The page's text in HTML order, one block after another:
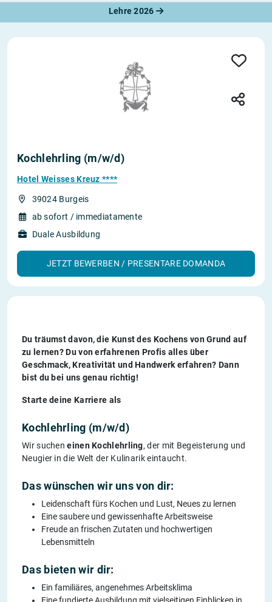
Lehre 2026
Kochlehrling (m/w/d)
Hotel Weisses Kreuz ****
39024 Burgeis
ab sofort / immediatamente
Duale Ausbildung
JETZT BEWERBEN / PRESENTARE DOMANDA
Du träumst davon, die Kunst des Kochens von Grund auf
zu lernen? Du von erfahrenen Profis alles über
Geschmack, Kreativität und Handwerk erfahren? Dann
bist du bei uns genau richtig!
Starte deine Karriere als
Kochlehrling (m/w/d)
Wir sucheneinen Kochlehrling, der mit Begeisterung und
Neugier in die Welt der Kulinarik eintaucht.
Das wünschen wir uns von dir:
Leidenschaft fürs Kochen und Lust, Neues zu lernen
Eine saubere und gewissenhafte Arbeitsweise
Freude an frischen Zutaten und hochwertigen
Lebensmitteln
Das bieten wir dir:
Ein familiäres, angenehmes Arbeitsklima